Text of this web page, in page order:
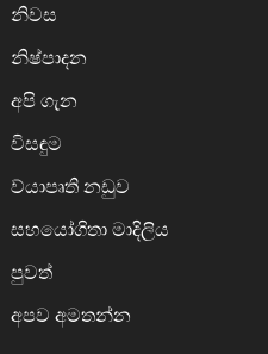
නිවස
නිෂ්පාදන
අපි ගැන
විසඳුම
ව්යාපෘති නඩුව
සහයෝගිතා මාදිලිය
පුවත්
අපව අමතන්න